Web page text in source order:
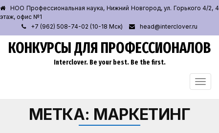
НОО Профессиональная наука, Нижний Новгород, ул. Горького 4/2, 4
этаж, офис №1
+7 (962) 508-74-02 (10-18 Мск)
head@interclover.ru
КОНКУРСЫ ДЛЯ ПРОФЕССИОНАЛОВ
Interclover. Be your best. Be the first.
МЕТКА: МАРКЕТИНГ